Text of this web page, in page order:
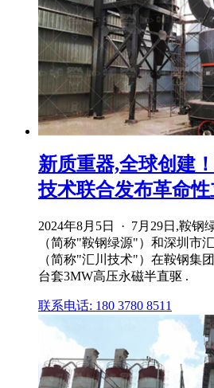
新质重器,全球创建
技术联合发布革命性
2024年8月5日 · 7月29日,鞍钢
（简称"鞍钢绿源"）和深圳市
（简称"汇川技术"）在鞍钢集
台套3MW高压永磁半直驱 .
联系电话: 180 3780 8511